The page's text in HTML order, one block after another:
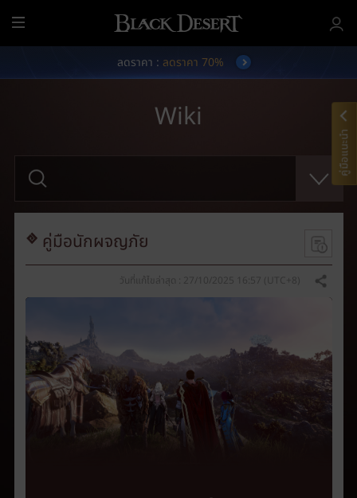
เ
ม
ทั้
ลดราคา : ลดราคา 70%
Wiki
า
ก
คำ
คู่มือนักผจญภัย
แชร์
คู่มือแนะนำ